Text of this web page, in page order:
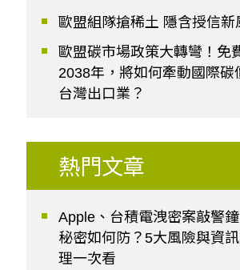
歐盟組隊搶稀土 隱含授信新
歐盟碳市場政策大轉彎！免
2038年，將如何牽動國際碳
台灣出口業？
熱門文章
Apple、台積電洩密案敲警
秘密如何防？5大風險與資
理一次看